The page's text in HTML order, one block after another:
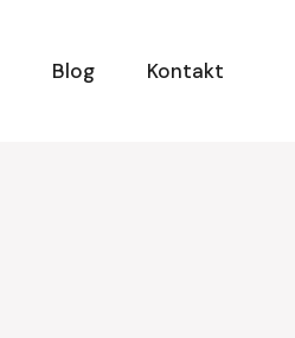
Blog Kontakt